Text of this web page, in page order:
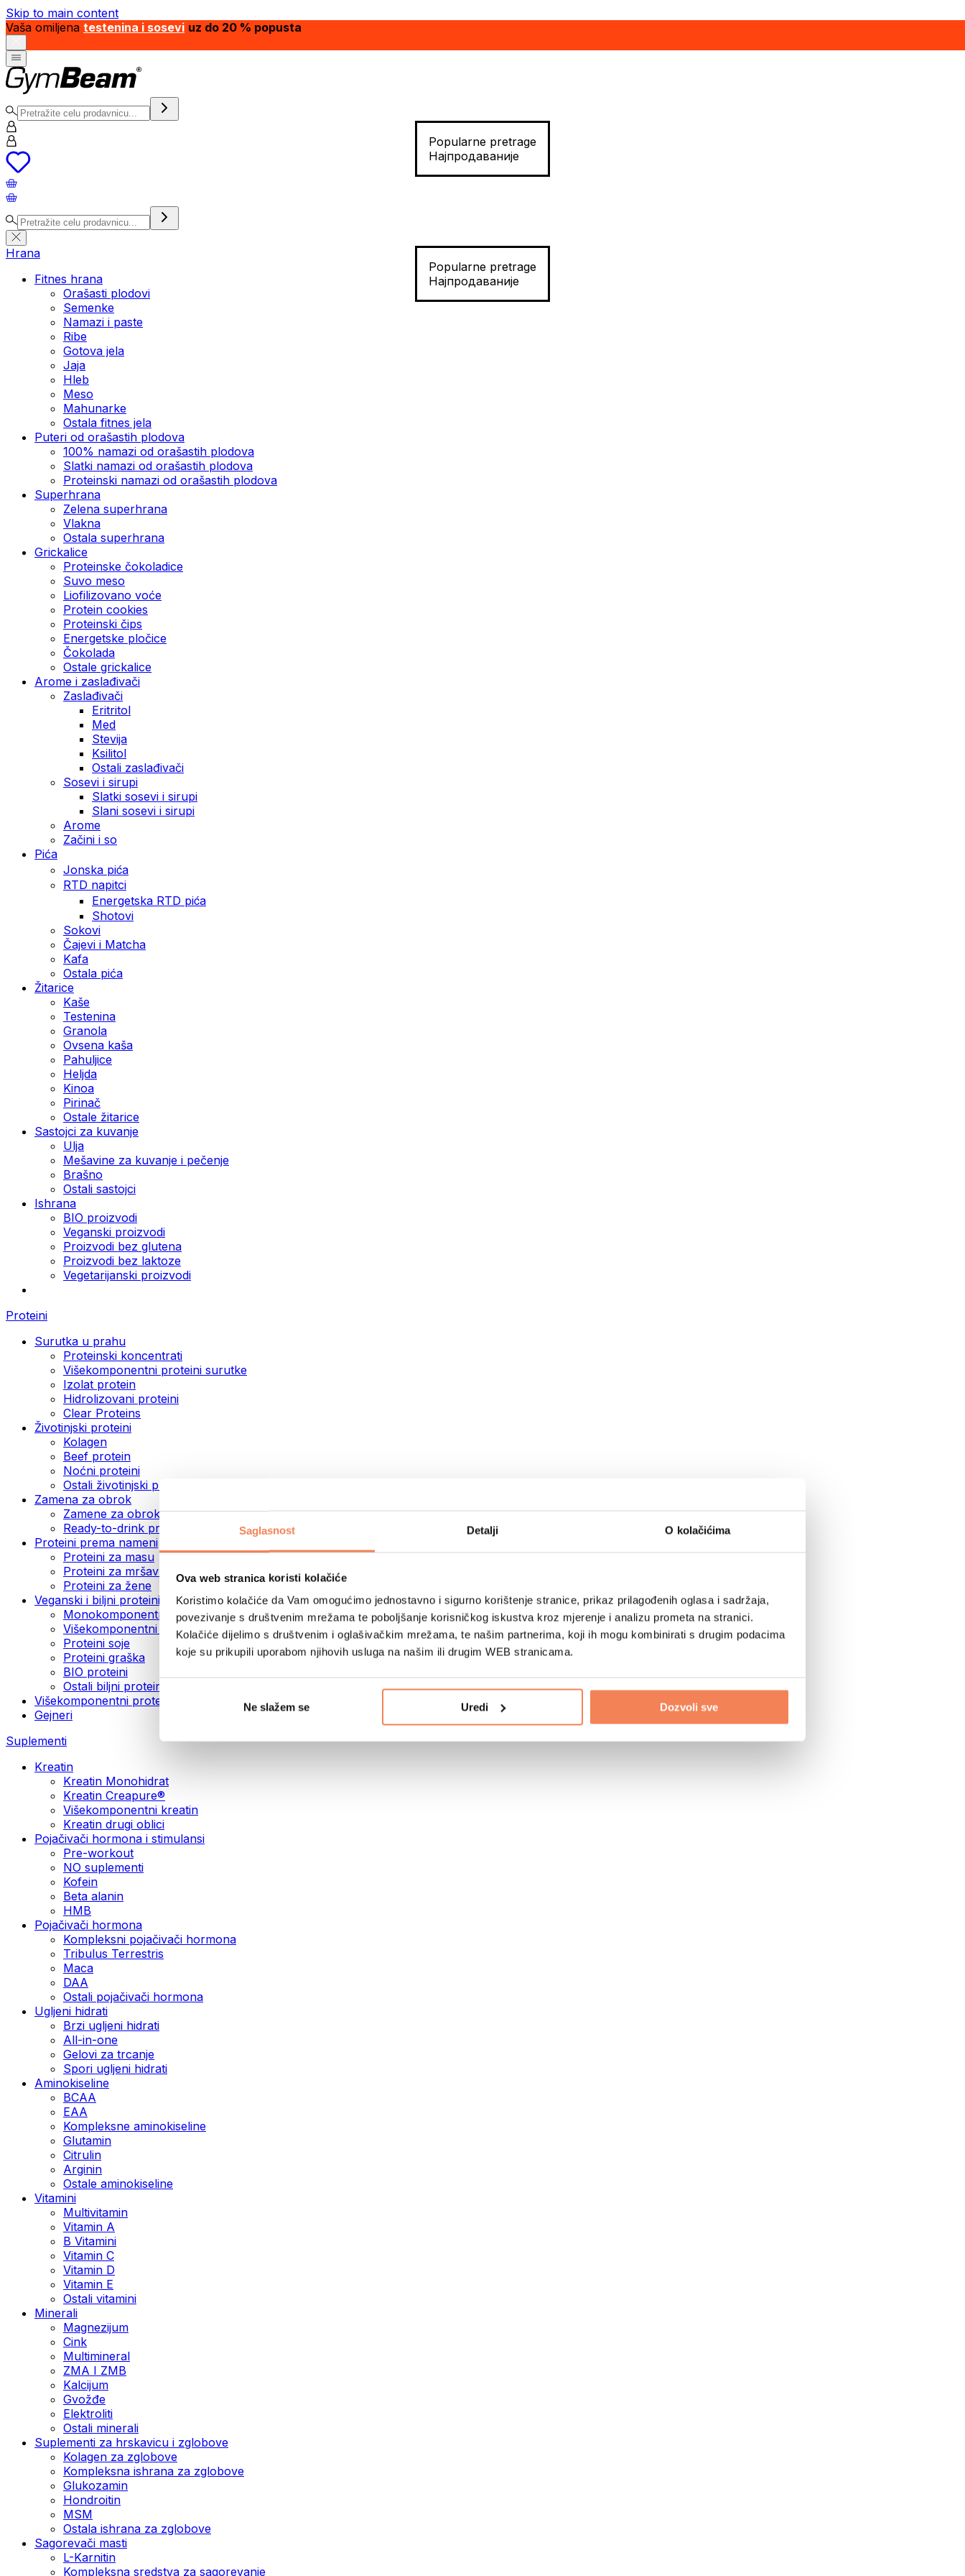
Saglasnost Detalji O kolačićima
Ova web stranica koristi kolačiće
Koristimo kolačiće da Vam omogućimo jednostavno i sigurno korištenje stranice, prikaz prilagođenih oglasa i sadržaja,
povezivanje s društvenim mrežama te poboljšanje korisničkog iskustva kroz mjerenje i analizu prometa na stranici.
Kolačiće dijelimo s društvenim i oglašivačkim mrežama, te našim partnerima, koji ih mogu kombinirati s drugim podacima
koje su prikupili uporabom njihovih usluga na našim ili drugim WEB stranicama.
Ne slažem se Uredi Dozvoli sve
Skip to main content
Vaša omiljena testenina i sosevi uz do 20 % popusta
Popularne pretrage
Најпродаваније
Popularne pretrage
Најпродаваније
Hrana
Fitnes hrana
Orašasti plodovi
Semenke
Namazi i paste
Ribe
Gotova jela
Јаја
Hleb
Meso
Mahunarke
Ostala fitnes jela
Puteri od orašastih plodova
100% namazi od orašastih plodova
Slatki namazi od orašastih plodova
Proteinski namazi od orašastih plodova
Superhrana
Zelena superhrana
Vlakna
Ostala superhrana
Grickalice
Proteinske čokoladice
Suvo meso
Liofilizovano voće
Protein cookies
Proteinski čips
Energetske pločice
Čokolada
Ostale grickalice
Arome i zaslađivači
Zaslađivači
Eritritol
Med
Stevija
Ksilitol
Ostali zaslađivači
Sosevi i sirupi
Slatki sosevi i sirupi
Slani sosevi i sirupi
Arome
Začini i so
Pića
Jonska pića
RTD napitci
Energetska RTD pića
Shotovi
Sokovi
Čajevi i Matcha
Kafa
Ostala pića
Žitarice
Kaše
Testenina
Granola
Ovsena kaša
Pahuljice
Heljda
Kinoa
Pirinač
Ostale žitarice
Sastojci za kuvanje
Ulja
Mešavine za kuvanje i pečenje
Brašno
Ostali sastojci
Ishrana
BIO proizvodi
Veganski proizvodi
Proizvodi bez glutena
Proizvodi bez laktoze
Vegetarijanski proizvodi
Proteini
Surutka u prahu
Proteinski koncentrati
Višekomponentni proteini surutke
Izolat protein
Hidrolizovani proteini
Clear Proteins
Životinjski proteini
Kolagen
Beef protein
Noćni proteini
Ostali životinjski proteini
Zamena za obrok
Zamene za obrok u prahu
Ready-to-drink proteinski napici
Proteini prema nameni
Proteini za masu
Proteini za mršavljenje
Proteini za žene
Veganski i biljni proteini
Monokomponentni veganski proteini
Višekomponentni veganski proteini
Proteini soje
Proteini graška
BIO proteini
Ostali biljni proteini
Višekomponentni proteini
Gejneri
Suplementi
Kreatin
Kreatin Monohidrat
Kreatin Creapure®
Višekomponentni kreatin
Kreatin drugi oblici
Pojačivači hormona i stimulansi
Pre-workout
NO suplementi
Kofein
Beta alanin
HMB
Pojačivači hormona
Kompleksni pojačivači hormona
Tribulus Terrestris
Maca
DAA
Ostali pojačivači hormona
Ugljeni hidrati
Brzi ugljeni hidrati
All-in-one
Gelovi za trcanje
Spori ugljeni hidrati
Aminokiseline
BCAA
ЕАА
Kompleksne aminokiseline
Glutamin
Citrulin
Arginin
Ostale aminokiseline
Vitamini
Multivitamin
Vitamin A
B Vitamini
Vitamin C
Vitamin D
Vitamin E
Ostali vitamini
Minerali
Magnezijum
Cink
Multimineral
ZMA I ZMB
Kalcijum
Gvožđe
Elektroliti
Ostali minerali
Suplementi za hrskavicu i zglobove
Kolagen za zglobove
Kompleksna ishrana za zglobove
Glukozamin
Hondroitin
MSM
Ostala ishrana za zglobove
Sagorevači masti
L-Karnitin
Kompleksna sredstva za sagorevanje